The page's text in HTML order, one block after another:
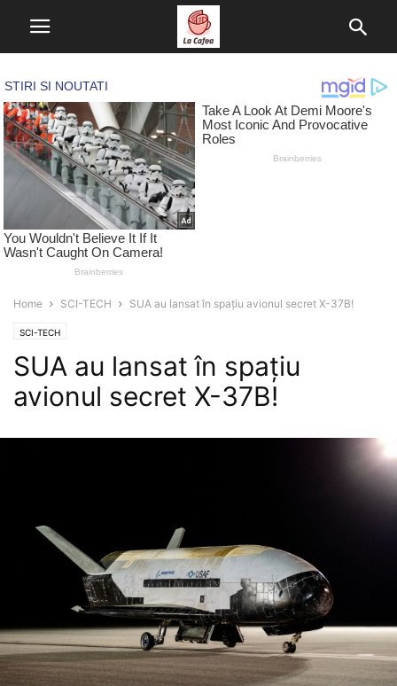
Home SCI-TECH SUA au lansat în spațiu avionul secret X-37B!
SCI-TECH
SUA au lansat în spațiu
avionul secret X-37B!